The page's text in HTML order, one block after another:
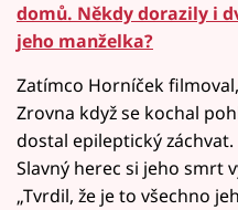
domů. Někdy dorazily i
jeho manželka?
Zatímco Horníček
Zrovna když se kochal
dostal epileptický
Slavný herec si jeho smrt
„Tvrdil, že je to všechno